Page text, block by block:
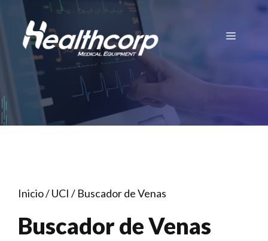
Saltar
contenido
Menú
Inicio/UCI / Buscador de Venas
Buscador de Venas